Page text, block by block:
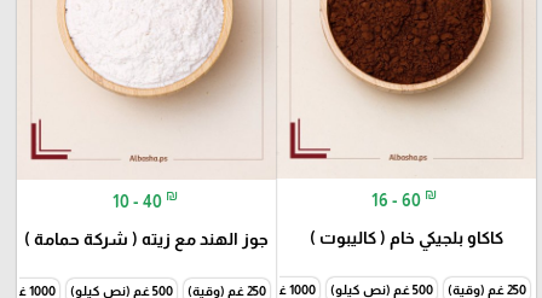
16 - 60 ₪
كاكاو بلجيكي خام ( كاليبوت )
250 غم (وقية) 500 غم (نص كيلو) 1000 غم (1 كيلو)
10 - 40 ₪
جوز الهند مع زيته ( شركة حمامة )
250 غم (وقية) 500 غم (نص كيلو) 1000 غم (1 كيلو)